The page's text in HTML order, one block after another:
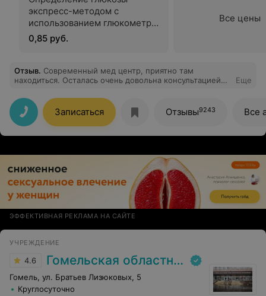
экспресс-методом с
использованием глюкометра
(тест-полоски)
0,85 руб.
Все цены
Отзыв. Современный мед центр, приятно там
находиться. Осталась очень довольна консультацией
рекомендации!
Еще
Записаться Отзывы9243 Все
ЭФФЕКТИВНАЯ РЕКЛАМА НА САЙТЕ
УЧРЕЖДЕНИЕ
4.6 Гомельская областная клиническая больница
Гомель, ул. Братьев Лизюковых, 5
Круглосуточно